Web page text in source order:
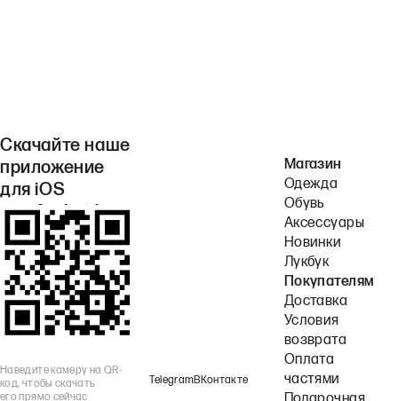
Скачайте наше
приложение
для iOS
или Android.
Наведите камеру на QR-
код, чтобы скачать
его прямо сейчас
TelegramВКонтакте
Магазин
Одежда
Обувь
Аксессуары
Новинки
Лукбук
Покупателям
Доставка
Условия
возврата
Оплата
частями